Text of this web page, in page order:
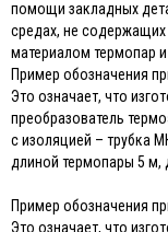
помощи закладных
средах, не
материалом термопар
Пример обозначения
Это означает, что
преобразователь
с изоляцией – трубка
длиной термопары 5 м,
Пример обозначения
Это означает, что